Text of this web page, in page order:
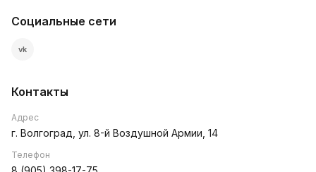
Социальные сети
vk
Контакты
Адрес
г. Волгоград, ул. 8-й Воздушной Армии, 14
Телефон